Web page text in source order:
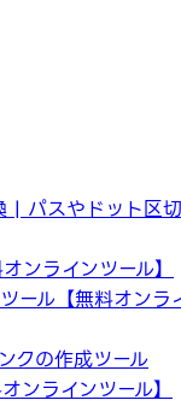
| パスやドット区切
ンラインツール】
ール【無料オンラ
クの作成ツール
ラインツール】